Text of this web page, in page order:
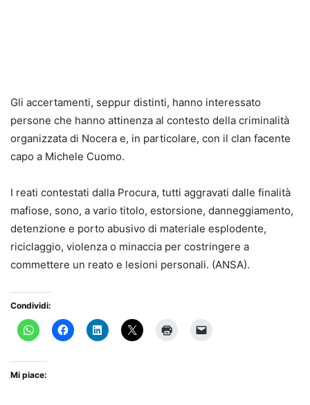
Gli accertamenti, seppur distinti, hanno interessato
persone che hanno attinenza al contesto della criminalità
organizzata di Nocera e, in particolare, con il clan facente
capo a Michele Cuomo.
I reati contestati dalla Procura, tutti aggravati dalle finalità
mafiose, sono, a vario titolo, estorsione, danneggiamento,
detenzione e porto abusivo di materiale esplodente,
riciclaggio, violenza o minaccia per costringere a
commettere un reato e lesioni personali. (ANSA).
Condividi:
Mi piace: